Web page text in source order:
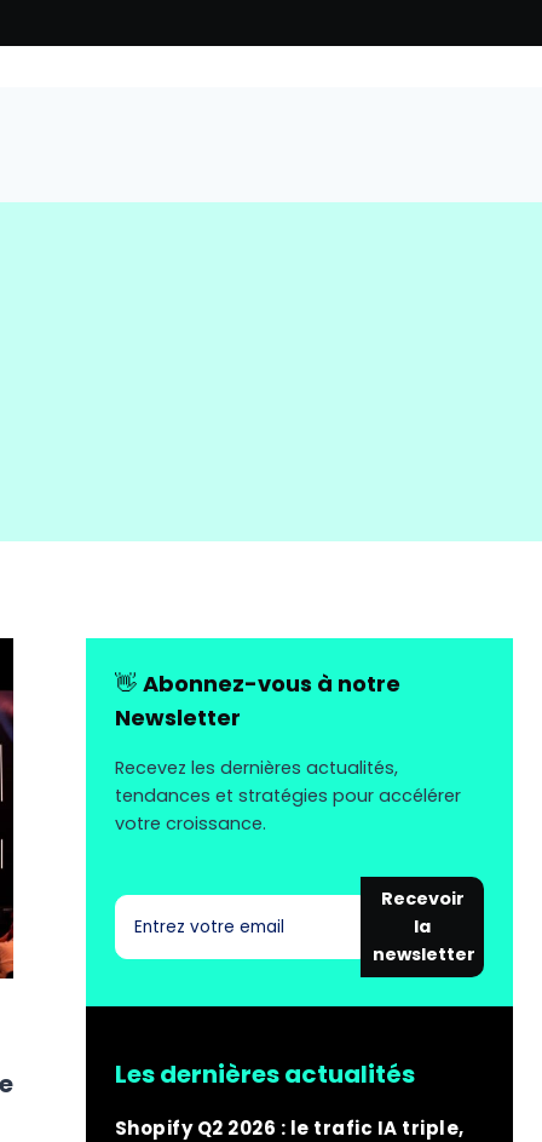
👋 Abonnez-vous à notre
Newsletter
Recevez les dernières actualités,
tendances et stratégies pour accélérer
votre croissance.
Recevoir
la
newsletter
Les dernières actualités
Shopify Q2 2026 : le trafic IA triple,